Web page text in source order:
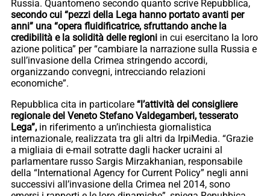
Russia. Quantomeno secondo quanto scrive Repubblica,
secondo cui “pezzi della Lega hanno portato avanti per
anni” una “opera fluidificatrice, sfruttando anche la
credibilità e la solidità delle regioni in cui esercitano la loro
azione politica” per “cambiare la narrazione sulla Russia e
sull’invasione della Crimea stringendo accordi,
organizzando convegni, intrecciando relazioni
economiche”.
Repubblica cita in particolare “l’attività del consigliere
regionale del Veneto Stefano Valdegamberi, tesserato
Lega”, in riferimento a un’inchiesta giornalistica
internazionale, realizzata tra gli altri da IrpiMedia. “Grazie
a migliaia di e-mail sotratte dagli hacker ucraini al
parlamentare russo Sargis Mirzakhanian, responsabile
della “International Agency for Current Policy” negli anni
successivi all’invasione della Crimea nel 2014, sono